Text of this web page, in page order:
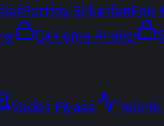
Portföy ŞirketleriFon
Çakışma Analizi
Vadeli Piyasa Teknik